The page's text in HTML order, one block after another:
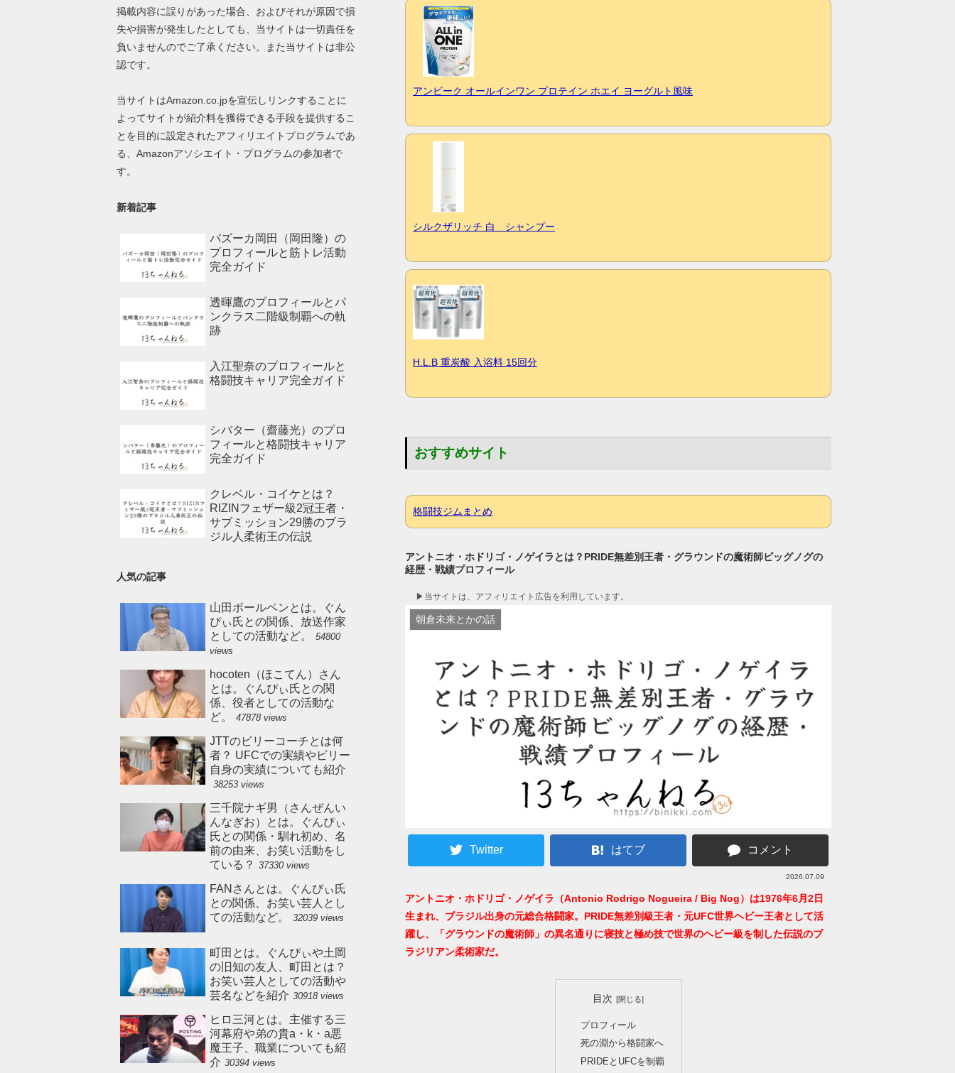
アンビーク オールインワン プロテイン ホエイ ヨーグルト風味
シルクザリッチ 白 シャンプー
H.L.B 重炭酸 入浴料 15回分
おすすめサイト
格闘技ジムまとめ
アントニオ・ホドリゴ・ノゲイラとは？PRIDE無差別王者・グラウンドの魔術師ビッグノグの
経歴・戦績プロフィール
▶︎当サイトは、アフィリエイト広告を利用しています。
朝倉未来とかの話
Twitter はてブ コメント
2026.07.09
アントニオ・ホドリゴ・ノゲイラ（Antonio Rodrigo Nogueira / Big Nog）は1976年6月2日
生まれ、ブラジル出身の元総合格闘家。PRIDE無差別級王者・元UFC世界ヘビー王者として活
躍し、「グラウンドの魔術師」の異名通りに寝技と極め技で世界のヘビー級を制した伝説のブ
ラジリアン柔術家だ。
目次
プロフィール
死の淵から格闘家へ
PRIDEとUFCを制覇
掲載内容に誤りがあった場合、およびそれが原因で損
失や損害が発生したとしても、当サイトは一切責任を
負いませんのでご了承ください。また当サイトは非公
認です。
当サイトはAmazon.co.jpを宣伝しリンクすることに
よってサイトが紹介料を獲得できる手段を提供するこ
とを目的に設定されたアフィリエイトプログラムであ
る、Amazonアソシエイト・プログラムの参加者で
す。
新着記事
バズーカ岡田（岡田隆）の
プロフィールと筋トレ活動
完全ガイド
透暉鷹のプロフィールとパ
ンクラス二階級制覇への軌
跡
入江聖奈のプロフィールと
格闘技キャリア完全ガイド
シバター（齋藤光）のプロ
フィールと格闘技キャリア
完全ガイド
クレベル・コイケとは？
RIZINフェザー級2冠王者・
サブミッション29勝のブラ
ジル人柔術王の伝説
人気の記事
山田ボールペンとは。ぐん
ぴぃ氏との関係、放送作家
としての活動など。
54800
views
hocoten（ほこてん）さん
とは。ぐんぴぃ氏との関
係、役者としての活動な
ど。
47878 views
JTTのビリーコーチとは何
者？ UFCでの実績やビリー
自身の実績についても紹介
38253 views
三千院ナギ男（さんぜんい
んなぎお）とは。ぐんぴぃ
氏との関係・馴れ初め、名
前の由来、お笑い活動をし
ている？ 37330 views
FANさんとは。ぐんぴぃ氏
との関係、お笑い芸人とし
ての活動など。
32039 views
町田とは。ぐんぴぃや土岡
の旧知の友人、町田とは？
お笑い芸人としての活動や
芸名などを紹介 30918 views
ヒロ三河とは。主催する三
河幕府や弟の貴a・k・a悪
魔王子、職業についても紹
介 30394 views